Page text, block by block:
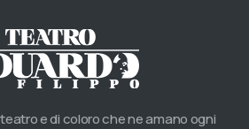
e di coloro che ne amano ogni